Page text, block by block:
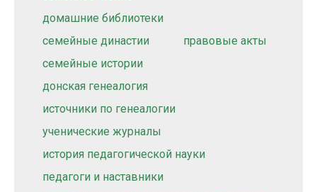
домашние библиотеки
семейные династии
правовые акты
семейные истории
донская генеалогия
источники по генеалогии
ученические журналы
история педагогической науки
педагоги и наставники